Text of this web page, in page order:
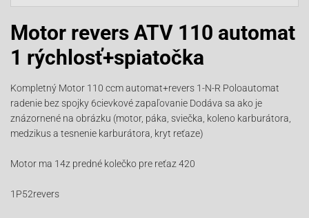
Motor revers ATV 110 automat
1 rýchlosť+spiatočka
Kompletný Motor 110 ccm automat+revers 1-N-R Poloautomat
radenie bez spojky 6cievkové zapaľovanie Dodáva sa ako je
znázornené na obrázku (motor, páka, sviečka, koleno karburátora,
medzikus a tesnenie karburátora, kryt reťaze)
Motor ma 14z predné kolečko pre reťaz 420
1P52revers